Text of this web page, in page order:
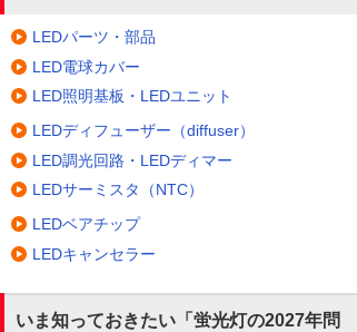
LEDパーツ・部品
LED電球カバー
LED照明基板・LEDユニット
LEDディフューザー（diffuser）
LED調光回路・LEDディマー
LEDサーミスタ（NTC）
LEDベアチップ
LEDキャンセラー
いま知っておきたい「蛍光灯の2027年問